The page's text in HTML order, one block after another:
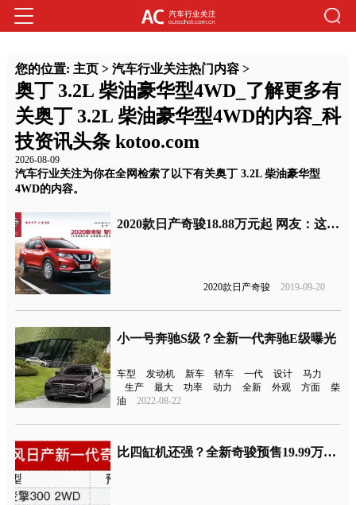
您的位置: 主页> 汽车行业关注热门内容>
奥丁 3.2L 柴油豪华型4WD_了解更多有
关奥丁 3.2L 柴油豪华型4WD的内容_科
技资讯头条 kotoo.com
2026-08-09
汽车行业关注为你在全网检索了以下有关奥丁 3.2L 柴油豪华型
4WD的内容。
2020款日产奇骏18.88万元起 网友：这个价格是不是膨胀了
2020款日产奇骏 2019-09-20
小一号奔驰S级？全新一代奔驰E级曝光
车型 发动机 新车 轿车 一代 设计
马力
生产
最大 功率 动力 全新 外观 方面
柴
油
2022-08-22
比四缸机还强？全新奇骏预售19.99万元起